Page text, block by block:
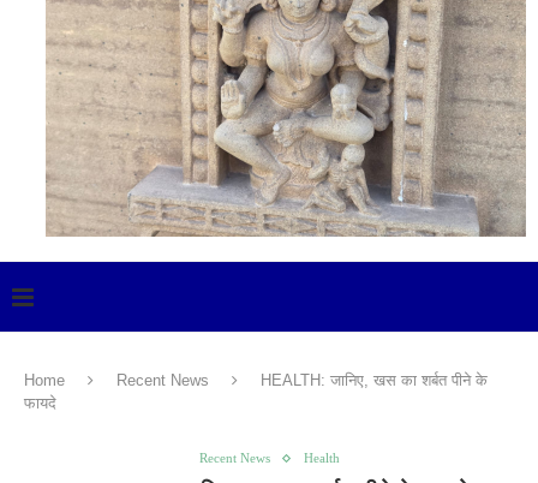
Home Recent News
HEALTH: जानिए, खस का शर्बत पीने के
फायदे
Recent News Health